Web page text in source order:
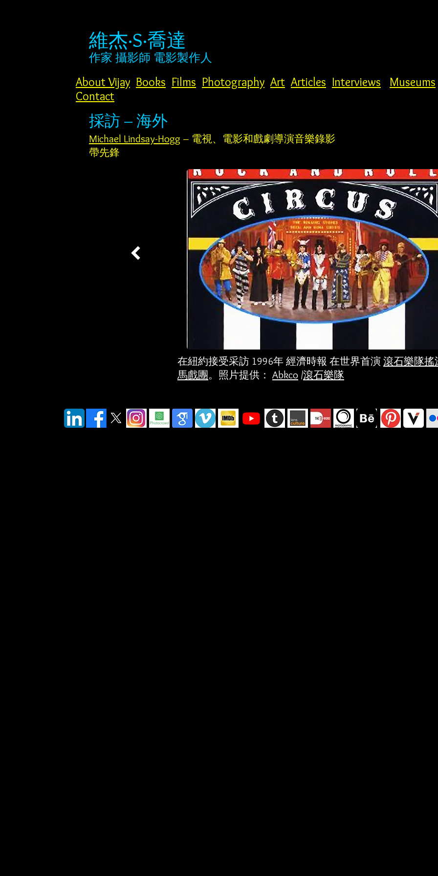
維杰·S·喬達
作家 攝影師 電影製作人
About Vijay Books Films Photography Art Articles Interviews
Museums
Contact
採訪 – 海外
Michael Lindsay-Hogg – 電視、電影和戲劇導演音樂錄影
帶先鋒
在紐約接受采訪 1996年 經濟時報 在世界首演 滾石樂隊搖
馬戲團。照片提供： Abkco /滾石樂隊